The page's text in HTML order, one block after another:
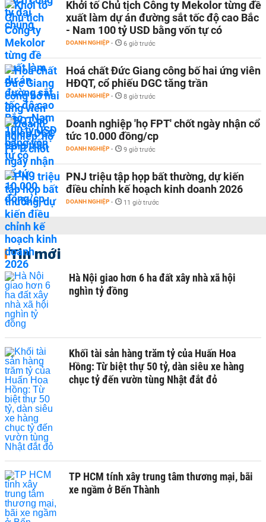
Khởi tố Chủ tịch Công ty Mekolor từng đề
xuất làm dự án đường sắt tốc độ cao Bắc
- Nam 100 tỷ USD bằng vốn tự có
DOANH NGHIỆP - 6 giờ trước
Hoá chất Đức Giang công bố hai ứng viên
HĐQT, cổ phiếu DGC tăng trần
DOANH NGHIỆP - 8 giờ trước
Doanh nghiệp 'họ FPT' chốt ngày nhận cổ
tức 10.000 đồng/cp
DOANH NGHIỆP - 9 giờ trước
PNJ triệu tập họp bất thường, dự kiến
điều chỉnh kế hoạch kinh doanh 2026
DOANH NGHIỆP - 11 giờ trước
Tin mới
Hà Nội giao hơn 6 ha đất xây nhà xã hội
nghìn tỷ đồng
Khối tài sản hàng trăm tỷ của Huấn Hoa
Hồng: Từ biệt thự 50 tỷ, dàn siêu xe hàng
chục tỷ đến vườn tùng Nhật đắt đỏ
TP HCM tính xây trung tâm thương mại, bãi
xe ngầm ở Bến Thành